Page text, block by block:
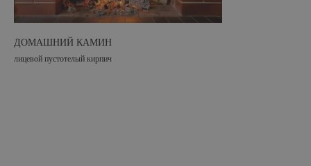
ДОМАШНИЙ КАМИН
лицевой пустотелый кирпич
Политика в отношении обработки персональных данных